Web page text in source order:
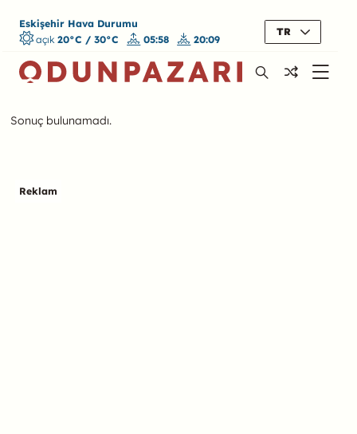
Eskişehir Hava Durumu
açık 20°C / 30°C 05:58 20:09
TR
Sonuç bulunamadı.
Reklam